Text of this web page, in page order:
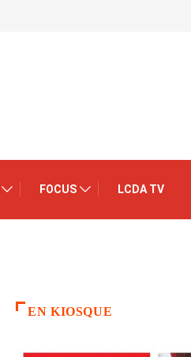
FOCUS LCDA TV
EN KIOSQUE